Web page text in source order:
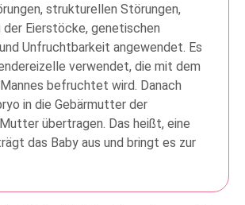
strukturellen Störungen,
der Eierstöcke, genetischen
Unfruchtbarkeit angewendet. Es
verwendet, die mit dem
befruchtet wird. Danach
in die Gebärmutter der
übertragen. Das heißt, eine
das Baby aus und bringt es zur